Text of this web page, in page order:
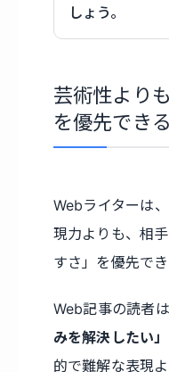
しょう。
芸術性より
を優先できる
Webライターは
現力よりも、相
すさ」を優先で
Web記事の読者
みを解決したい」
的で難解な表現